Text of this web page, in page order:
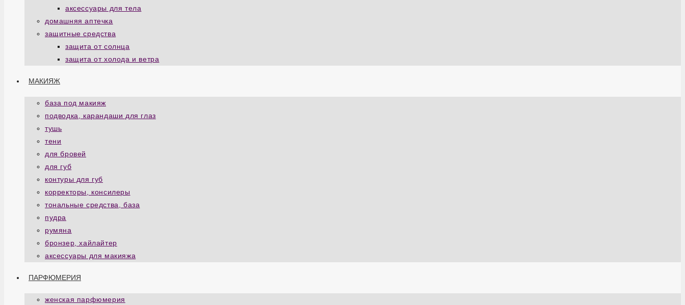
аксессуары для тела
домашняя аптечка
защитные средства
защита от солнца
защита от холода и ветра
МАКИЯЖ
база под макияж
подводка, карандаши для глаз
тушь
тени
для бровей
для губ
контуры для губ
корректоры, консилеры
тональные средства, база
пудра
румяна
бронзер, хайлайтер
аксессуары для макияжа
ПАРФЮМЕРИЯ
женская парфюмерия